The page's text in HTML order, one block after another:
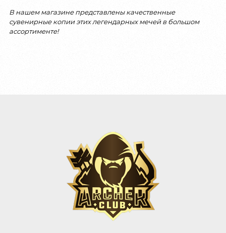
В нашем магазине представлены качественные
сувенирные копии этих легендарных мечей в большом
ассортименте!